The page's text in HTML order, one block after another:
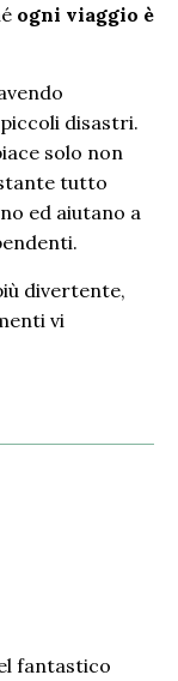
ogni viaggio è
disastri.
solo non
tutto
ed aiutano a
divertente,
vi
fantastico